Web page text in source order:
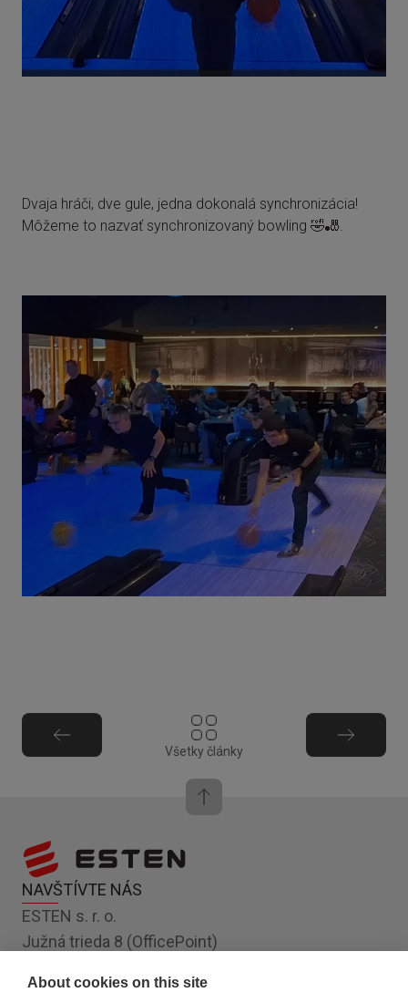
About cookies on this site
Dvaja hráči, dve gule, jedna dokonalá synchronizácia!
Môžeme to nazvať synchronizovaný bowling 🤣🎳.
Všetky články
NAVŠTÍVTE NÁS
ESTEN s. r. o.
Južná trieda 8 (OfficePoint)
Slovensko, EÚ